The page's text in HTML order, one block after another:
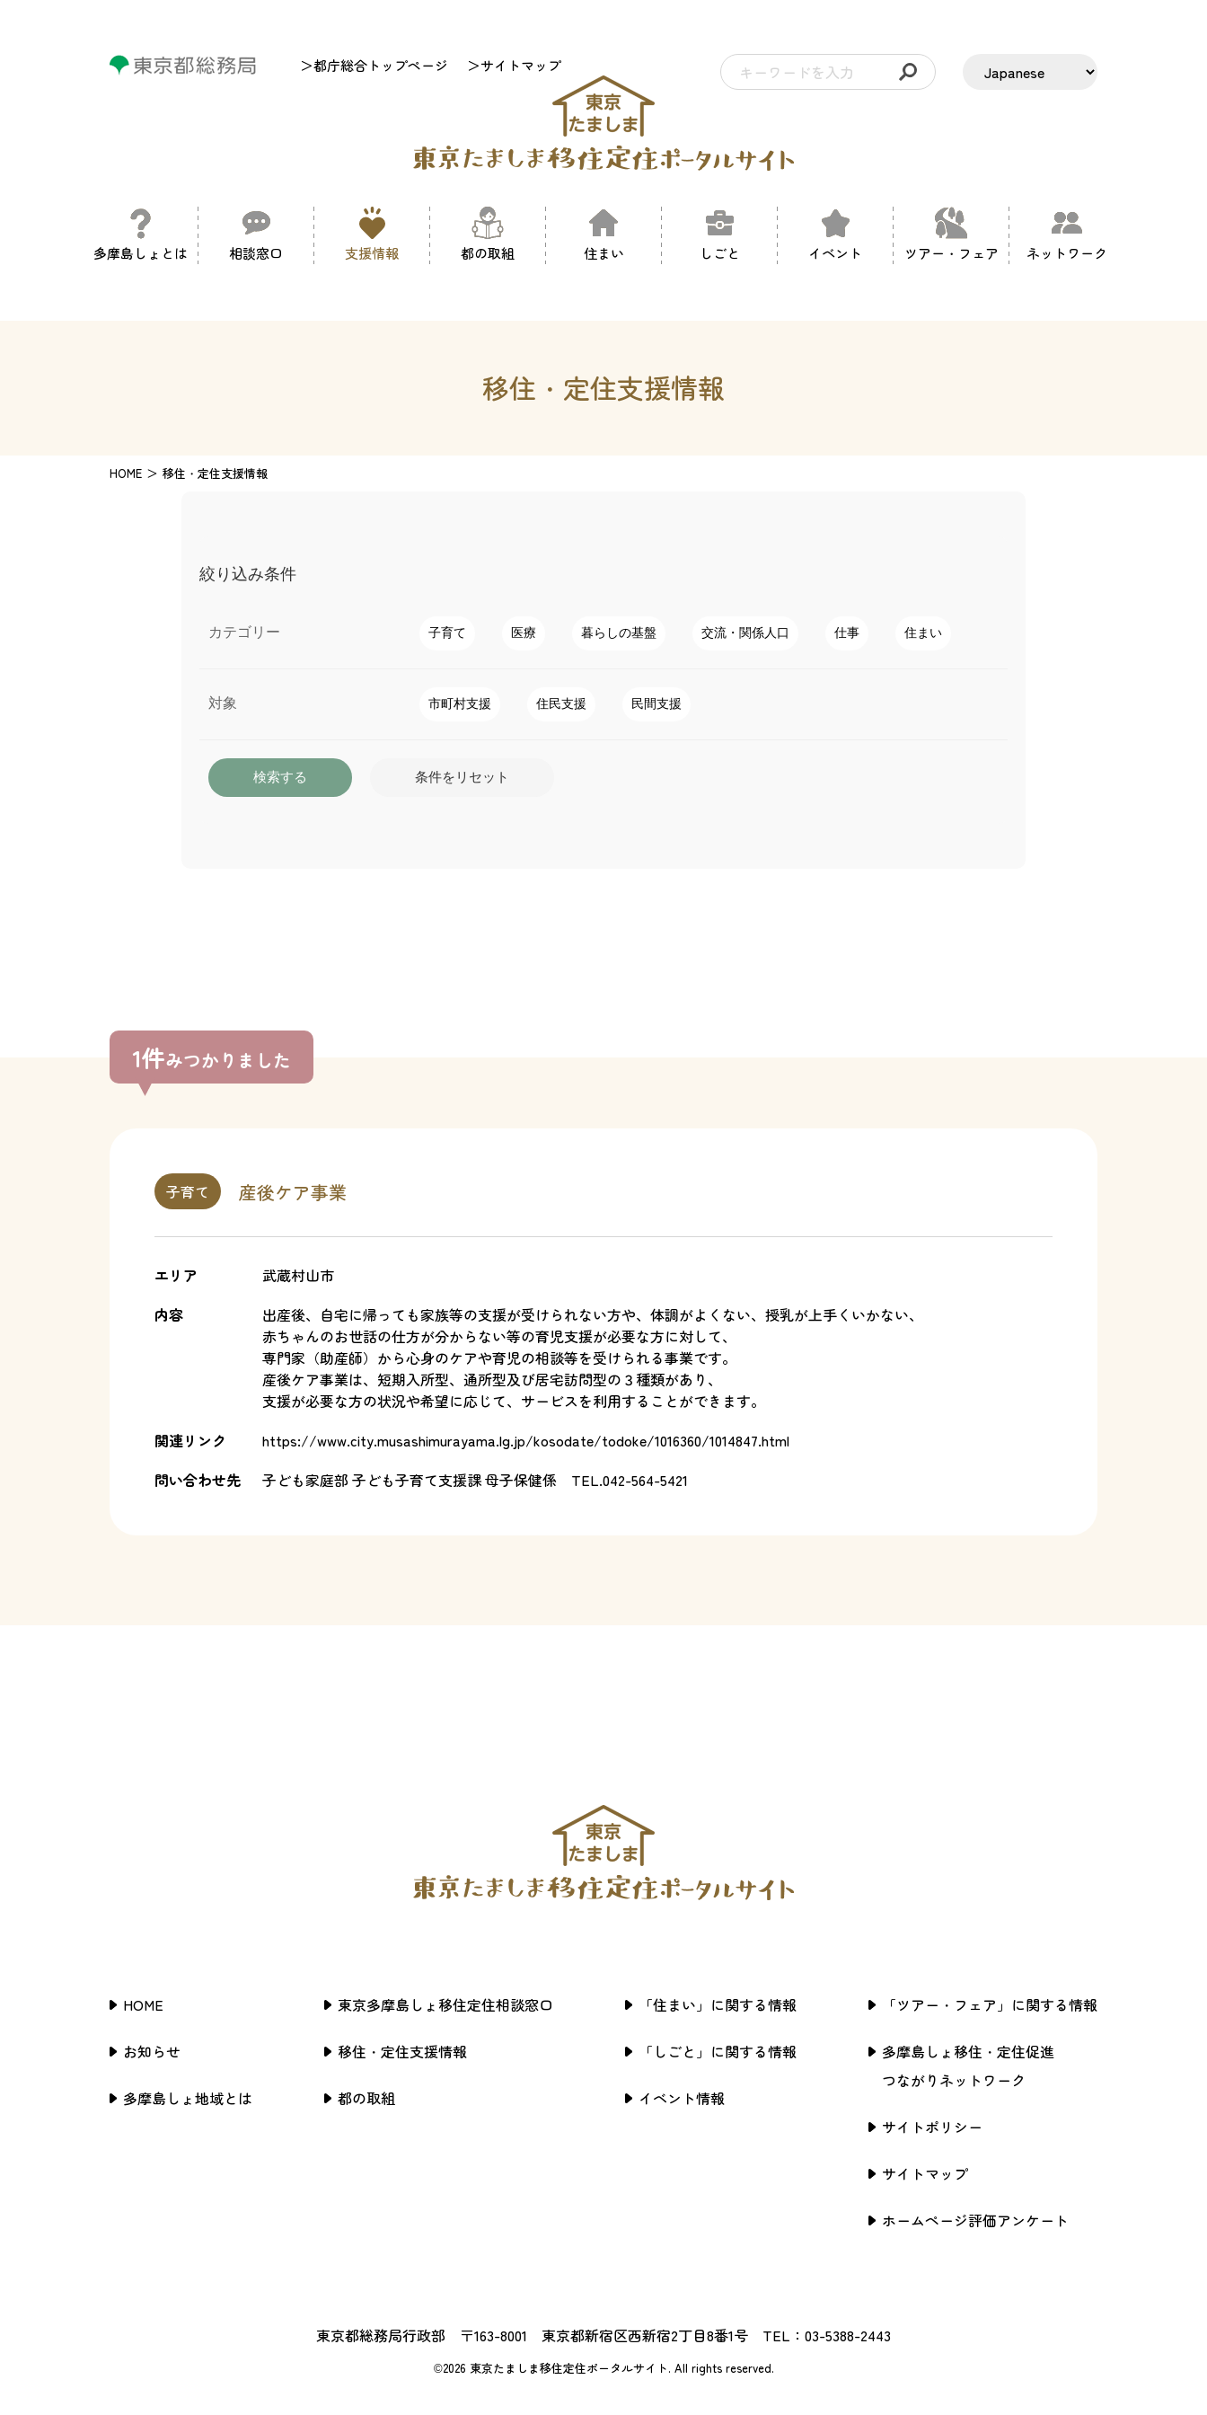
＞都庁総合トップページ ＞サイトマップ
多摩島しょとは 相談窓口 支援情報 都の取組 住まい しごと イベント ツアー・フェア ネットワーク
移住・定住支援情報
HOME 移住・定住支援情報
絞り込み条件
カテゴリー 子育て 医療 暮らしの基盤 交流・関係人口 仕事 住まい
対象 市町村支援 住民支援 民間支援
検索する 条件をリセット
1件みつかりました
子育て 産後ケア事業
エリア
武蔵村山市
内容
出産後、自宅に帰っても家族等の支援が受けられない方や、体調がよくない、授乳が上手くいかない、
赤ちゃんのお世話の仕方が分からない等の育児支援が必要な方に対して、
専門家（助産師）から心身のケアや育児の相談等を受けられる事業です。
産後ケア事業は、短期入所型、通所型及び居宅訪問型の３種類があり、
支援が必要な方の状況や希望に応じて、サービスを利用することができます。
関連リンク
https://www.city.musashimurayama.lg.jp/kosodate/todoke/1016360/1014847.html
問い合わせ先
子ども家庭部 子ども子育て支援課 母子保健係 TEL.042-564-5421
HOME
お知らせ
多摩島しょ地域とは
東京多摩島しょ移住定住相談窓口
移住・定住支援情報
都の取組
「住まい」に関する情報
「しごと」に関する情報
イベント情報
「ツアー・フェア」に関する情報
多摩島しょ移住・定住促進
つながりネットワーク
サイトポリシー
サイトマップ
ホームページ評価アンケート
東京都総務局行政部 〒163-8001 東京都新宿区西新宿2丁目8番1号 TEL：03-5388-2443
©2026 東京たましま移住定住ポータルサイト. All rights reserved.